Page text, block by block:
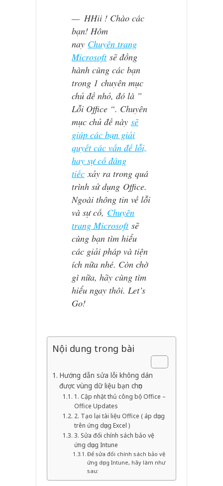
HHii ! Chào các
bạn! Hôm
nay Chuyên trang
Microsoftsẽ đồng
hành cùng các bạn
trong 1 chuyên mục
chủ đề nhỏ, đó là ”
Lỗi Office “. Chuyên
mục chủ đề này sẽ
giúp các bạn giải
quyết các vấn đề lỗi,
hay sự cố đáng
tiếc xảy ra trong quá
trình sử dụng Office.
Ngoài thông tin về lỗi
và sự cố, Chuyên
trang Microsoftsẽ
cùng bạn tìm hiểu
các giải pháp và tiện
ích nữa nhé. Còn chờ
gì nữa, hãy cùng tìm
hiểu ngay thôi. Let’s
Go!
Nội dung trong bài
Hướng dẫn sửa lỗi không dán
được vùng dữ liệu bạn chọn
1. Cập nhật thủ công bộ Office –
Office Updates
2. Tạo lại tài liệu Office ( áp dụng
trên ứng dụng Excel )
3. Sửa đổi chính sách bảo vệ
ứng dụng Intune
Để sửa đổi chính sách bảo vệ
ứng dụng Intune, hãy làm như
sau: